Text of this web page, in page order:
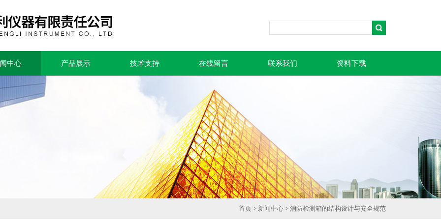
中心 产品展示 技术支持 在线留言 联系我们 资料下载
首页 > 新闻中心 > 消防检测箱的结构设计与安全规范